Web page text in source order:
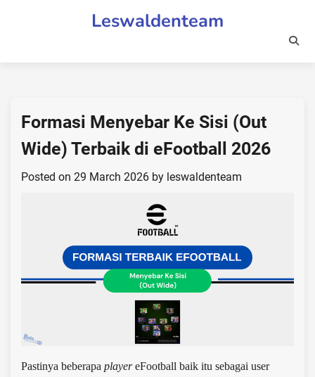
Leswaldenteam
Formasi Menyebar Ke Sisi (Out
Wide) Terbaik di eFootball 2026
Posted on 29 March 2026 by leswaldenteam
Pastinya beberapa playereFootball baik itu sebagai user